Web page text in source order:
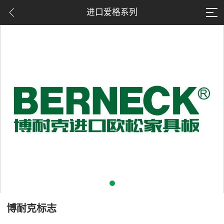
进口爱格系列
博耐克标志